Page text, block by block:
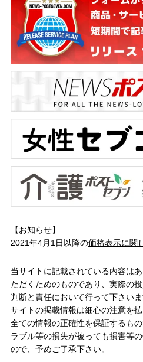
【お知らせ】
2021年4月1日以降の価格表示に関
当サイトに記載されている内容は
ただくためのものであり、実際の
判断と責任において行って下さい
サイトの掲載情報は細心の注意を
全ての情報の正確性を保証するも
ラブル等の損失が被っても損害等
ので、予めご了承下さい。